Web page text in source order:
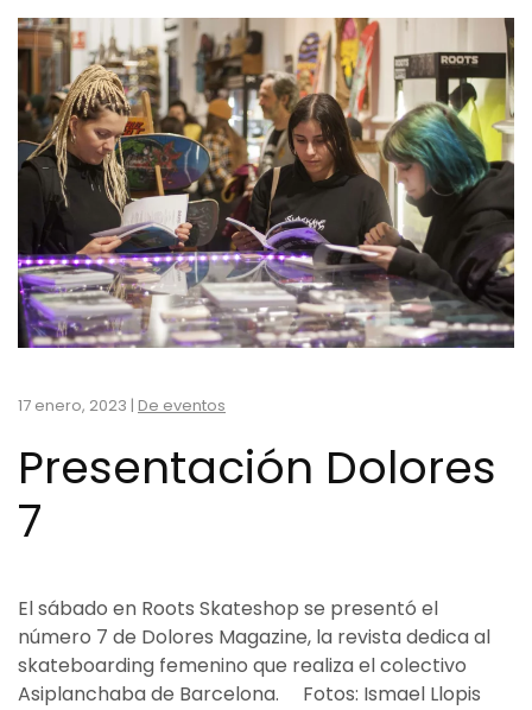
17 enero, 2023 | De eventos
Presentación Dolores
7
El sábado en Roots Skateshop se presentó el
número 7 de Dolores Magazine, la revista dedica al
skateboarding femenino que realiza el colectivo
Asiplanchaba de Barcelona. Fotos: Ismael Llopis